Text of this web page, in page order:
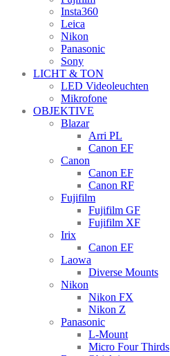
Insta360
Leica
Nikon
Panasonic
Sony
LICHT & TON
LED Videoleuchten
Mikrofone
OBJEKTIVE
Blazar
Arri PL
Canon EF
Canon
Canon EF
Canon RF
Fujifilm
Fujifilm GF
Fujifilm XF
Irix
Canon EF
Laowa
Diverse Mounts
Nikon
Nikon FX
Nikon Z
Panasonic
L-Mount
Micro Four Thirds